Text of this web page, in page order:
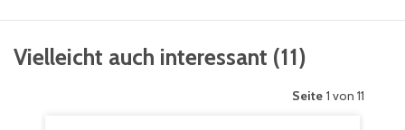
Vielleicht auch interessant (11)
Seite 1 von 11